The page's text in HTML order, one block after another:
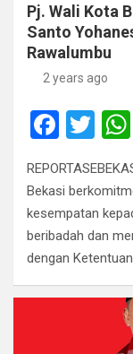
Pj. Wali Kota
Santo
Rawalumbu
2 years ago
F
ce
b
o
o
k
T
tt
er
Bekasi
kesempatan
beribadah dan
dengan